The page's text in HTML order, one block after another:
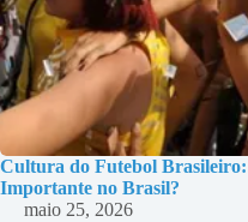
Cultura do Futebol
Importante no Brasil?
maio 25, 2026